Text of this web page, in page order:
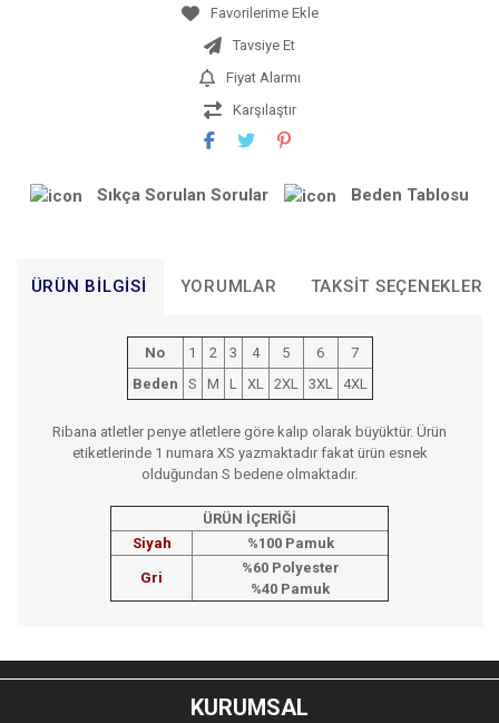
Tavsiye Et
Fiyat Alarmı
Karşılaştır
Sıkça Sorulan Sorular Beden Tablosu
ÜRÜN BILGISI YORUMLAR TAKSIT SEÇENEKLERI
No 1 2 3 4 5 6
7
Beden
S M L XL 2XL 3XL 4XL
Ribana atletler penye atletlere göre kalıp olarak büyüktür. Ürün
etiketlerinde 1 numara XS yazmaktadır fakat ürün esnek
olduğundan S bedene olmaktadır.
ÜRÜN İÇERİĞİ
Siyah
%100 Pamuk
Gri
%60 Polyester
%40 Pamuk
Bu ürünün fiyat bilgisi, resim, ürün açıklamalarında ve diğer
konularda yetersiz gördüğünüz noktaları öneri formunu
kullanarak tarafımıza iletebilirsiniz.
KURUMSAL